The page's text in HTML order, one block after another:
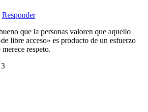
Responder
que la personas valoren que aquello
libre acceso» es producto de un esfuerzo
respeto.
3